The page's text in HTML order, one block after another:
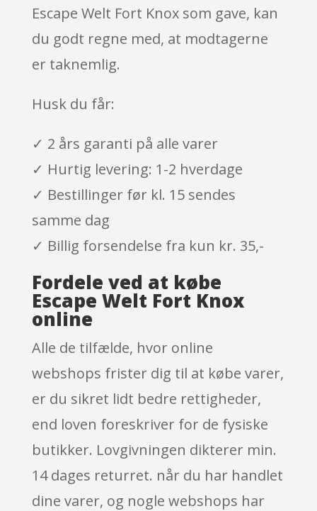
Escape Welt Fort Knox som gave, kan
du godt regne med, at modtagerne
er taknemlig.
Husk du får:
✓ 2 års garanti på alle varer
✓ Hurtig levering: 1-2 hverdage
✓ Bestillinger før kl. 15 sendes
samme dag
✓ Billig forsendelse fra kun kr. 35,-
Fordele ved at købe
Escape Welt Fort Knox
online
Alle de tilfælde, hvor online
webshops frister dig til at købe varer,
er du sikret lidt bedre rettigheder,
end loven foreskriver for de fysiske
butikker. Lovgivningen dikterer min.
14 dages returret. når du har handlet
dine varer, og nogle webshops har